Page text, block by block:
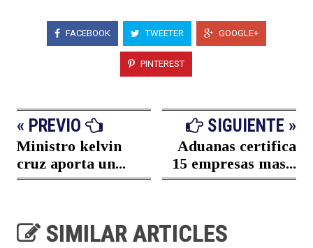
FACEBOOK TWEETER GOOGLE+
PINTEREST
« PREVIO
Ministro kelvin
cruz aporta un...
SIGUIENTE »
Aduanas certifica
15 empresas mas...
SIMILAR ARTICLES